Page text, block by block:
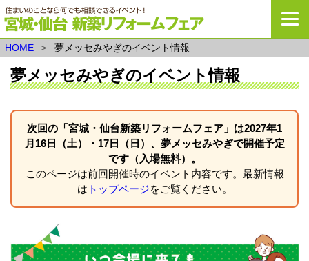
HOME 夢メッセみやぎのイベント情報
夢メッセみやぎのイベント情報
次回の「宮城・仙台新築リフォームフェア」は2027年1
月16日（土）・17日（日）、夢メッセみやぎで開催予定
です（入場無料）。
このページは前回開催時のイベント内容です。最新情報
は トップページをご覧ください。